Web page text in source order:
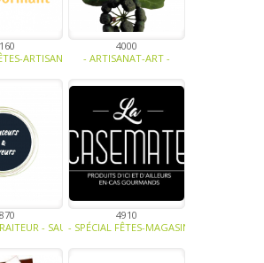
ARTISANAT-MIEL ET DÉRIVÉS-CONFISERIE -
4000
- ARTISANAT-ART -
- SAUCE- TAPENADE-VIANDE - CHARCUTERIE -
4910
- SPÉCIAL FÊTES-MAGASINS ET HORECA-